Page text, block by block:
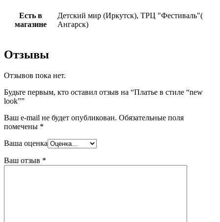
Есть в
магазине
Детский мир (Иркутск), ТРЦ "Фестиваль"(
Ангарск)
Отзывы
Отзывов пока нет.
Будьте первым, кто оставил отзыв на “Платье в стиле “new
look””
Ваш e-mail не будет опубликован. Обязательные поля
помечены *
Ваша оценка
Ваш отзыв *